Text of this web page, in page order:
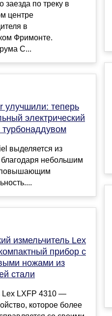
заезда по треку в
центре
в
Фримонте.
C...
улучшили: теперь
электрический
турбонаддувом
выделяется из
небольшим
повышающим
измельчитель Lex
прибор с
ножами из
стали
Lex LXFP 4310 —
которое более